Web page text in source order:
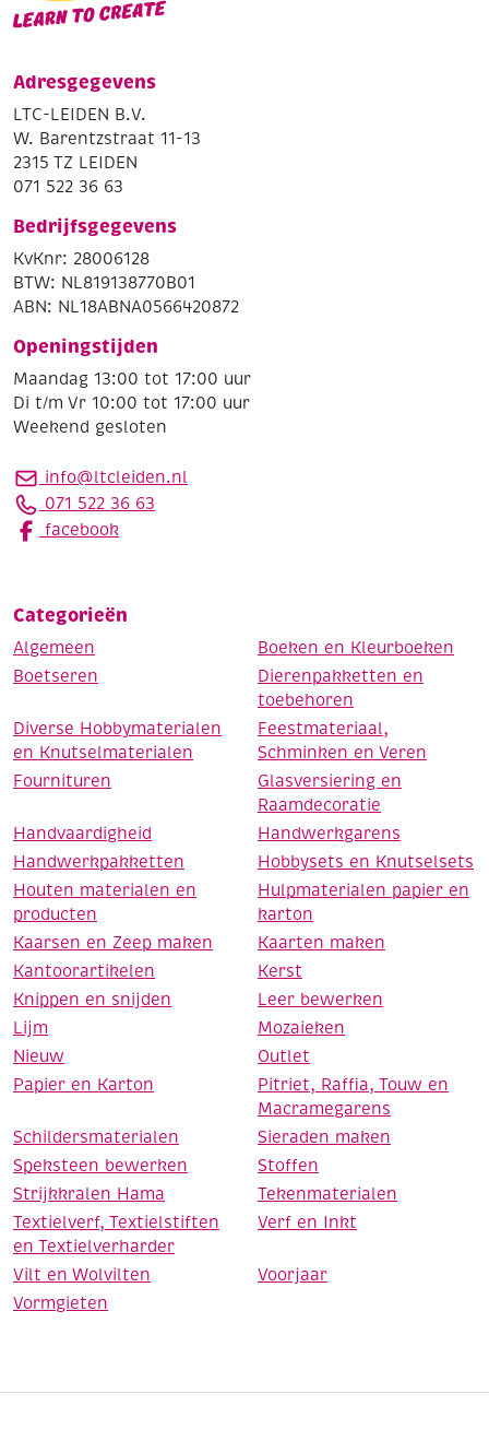
Adresgegevens
LTC-LEIDEN B.V.
W. Barentzstraat 11-13
2315 TZ LEIDEN
071 522 36 63
Bedrijfsgegevens
KvKnr: 28006128
BTW: NL819138770B01
ABN: NL18ABNA0566420872
Openingstijden
Maandag 13:00 tot 17:00 uur
Di t/m Vr 10:00 tot 17:00 uur
Weekend gesloten
info@ltcleiden.nl
071 522 36 63
facebook
Categorieën
Algemeen
Boeken en Kleurboeken
Boetseren
Dierenpakketten en
toebehoren
Diverse Hobbymaterialen
en Knutselmaterialen
Feestmateriaal,
Schminken en Veren
Fournituren
Glasversiering en
Raamdecoratie
Handvaardigheid
Handwerkgarens
Handwerkpakketten
Hobbysets en Knutselsets
Houten materialen en
producten
Hulpmaterialen papier en
karton
Kaarsen en Zeep maken
Kaarten maken
Kantoorartikelen
Kerst
Knippen en snijden
Leer bewerken
Lijm
Mozaieken
Nieuw
Outlet
Papier en Karton
Pitriet, Raffia, Touw en
Macramegarens
Schildersmaterialen
Sieraden maken
Speksteen bewerken
Stoffen
Strijkkralen Hama
Tekenmaterialen
Textielverf, Textielstiften
en Textielverharder
Verf en Inkt
Vilt en Wolvilten
Voorjaar
Vormgieten